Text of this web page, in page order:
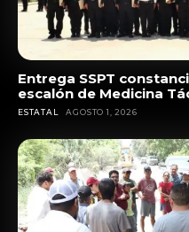
Entrega SSPT
escalón de Medicina
ESTATAL AGOSTO 1, 2026